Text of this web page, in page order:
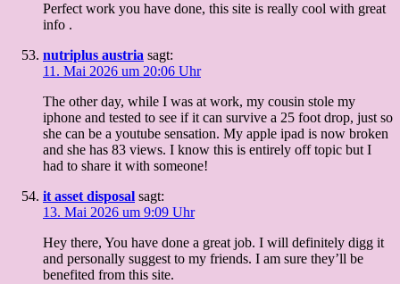
Perfect work you have done, this site is really cool with great
info .
nutriplus austria sagt:
11. Mai 2026 um 20:06 Uhr
The other day, while I was at work, my cousin stole my
iphone and tested to see if it can survive a 25 foot drop, just so
she can be a youtube sensation. My apple ipad is now broken
and she has 83 views. I know this is entirely off topic but I
had to share it with someone!
it asset disposal sagt:
13. Mai 2026 um 9:09 Uhr
Hey there, You have done a great job. I will definitely digg it
and personally suggest to my friends. I am sure they’ll be
benefited from this site.